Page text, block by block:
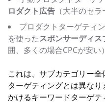
ロダクト広告 （大半のセ
プロダクトターゲティ
を使ったスポンサーディス
囲、多くの場合CPCが安い）
これは、サブカテゴリー
ターゲティングとは異な
かけるキーワードターゲ